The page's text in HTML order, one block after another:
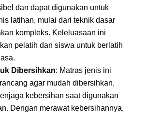
dan dapat digunakan untuk
latihan, mulai dari teknik dasar
kompleks. Keleluasaan ini
pelatih dan siswa untuk berlatih
Dibersihkan: Matras jenis ini
agar mudah dibersihkan,
kebersihan saat digunakan
Dengan merawat kebersihannya,